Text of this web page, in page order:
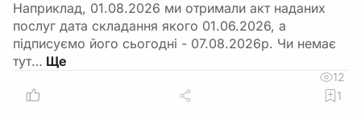
Наприклад, 01.08.2026 ми отримали акт наданих
послуг дата складання якого 01.06.2026, а
підписуємо його сьогодні - 07.08.2026р. Чи немає
тут…
12
1